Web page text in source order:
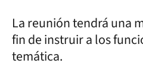
La reunión tendrá una
fin de instruir a los
temática.